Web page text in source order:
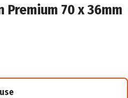
Premium 70 x 36mm